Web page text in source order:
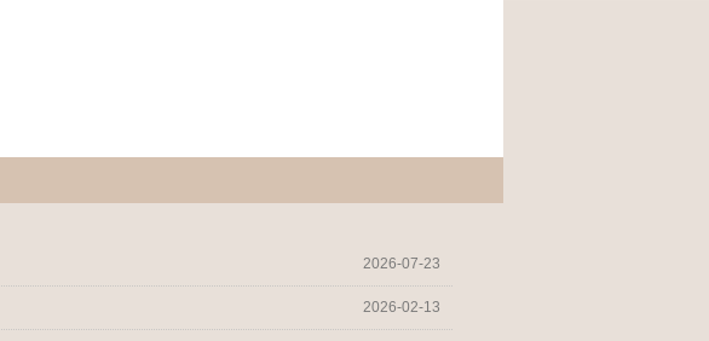
2026-07-23
2026-02-13